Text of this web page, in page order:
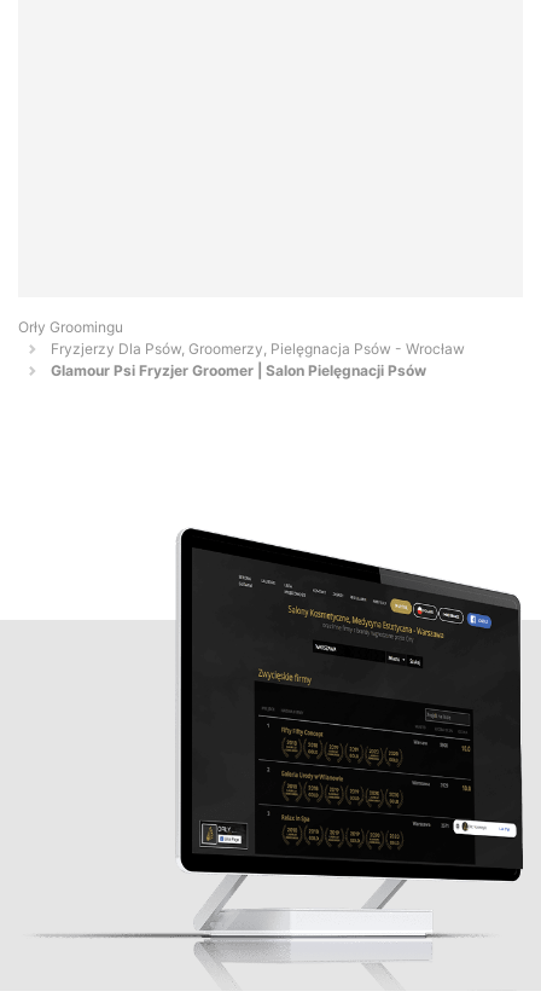
Orły Groomingu
Fryzjerzy Dla Psów, Groomerzy, Pielęgnacja Psów - Wrocław
Glamour Psi Fryzjer Groomer | Salon Pielęgnacji Psów